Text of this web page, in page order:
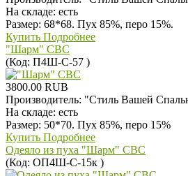
На складе: есть
Размер: 68*68. Пух 85%, перо 15%.
Купить Подробнее
"Шарм" СВС
(Код: П4Ш-С-57 )
3800.00 RUB
Производитель: "Стиль Вашей
На складе: есть
Размер: 50*70. Пух 85%, перо 15%
Купить Подробнее
Одеяло из пуха "Шарм" СВС
(Код: ОП4Ш-С-15к )